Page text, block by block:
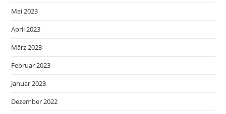
Mai 2023
April 2023
März 2023
Februar 2023
Januar 2023
Dezember 2022